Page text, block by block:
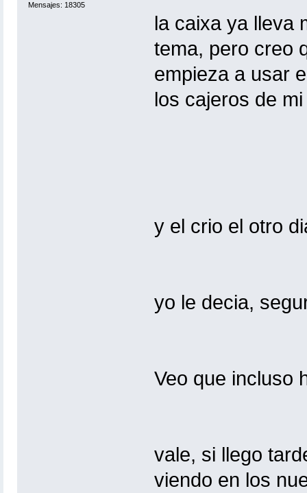
Mensajes: 18305
la caixa ya lleva
tema, pero creo
empieza a usar
los cajeros de
y el crio el otro
yo le decia,
Veo que incluso
vale, si llego
viendo en los